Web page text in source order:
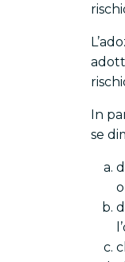
In
se